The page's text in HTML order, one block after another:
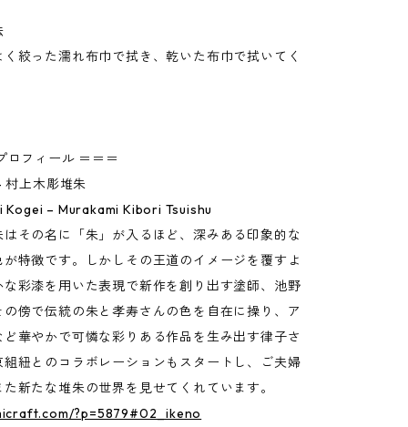
絞った濡れ布巾で拭き、乾いた布巾で拭いてく
ロフィール ＝＝＝
村上木彫堆朱
Kogei – Murakami Kibori Tsuishu
その名に「朱」が入るほど、深みある印象的な
特徴です。しかしその王道のイメージを覆すよ
彩漆を用いた表現で新作を創り出す塗師、池野
傍で伝統の朱と孝寿さんの色を自在に操り、ア
華やかで可憐な彩りある作品を生み出す律子さ
紐とのコラボレーションもスタートし、ご夫婦
新たな堆朱の世界を見せてくれています。
?p=5879#02_ikeno